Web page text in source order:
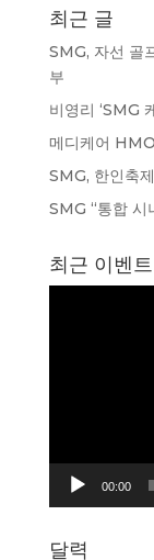
최근 글
SMG, 자선 골
부
비영리 ‘SMG
메디케어
SMG, 한인축
SMG “통합 시
최근 이벤트
00:00
달력